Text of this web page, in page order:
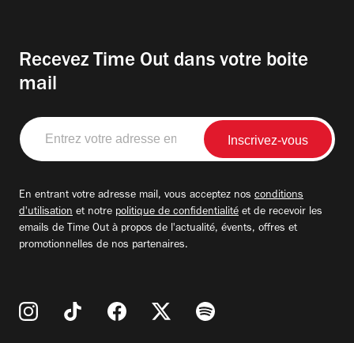
Recevez Time Out dans votre boite
mail
Entrez
votre
adresse
En entrant votre adresse mail, vous acceptez nos conditions
d'utilisation et notre politique de confidentialité et de recevoir les
emails de Time Out à propos de l'actualité, évents, offres et
promotionnelles de nos partenaires.